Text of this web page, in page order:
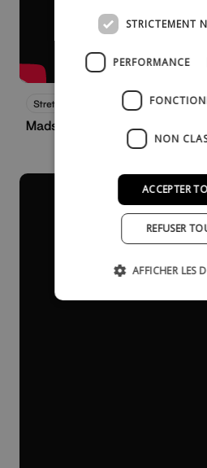
Stretch your space
Mads Langer Interview -
STRICTEMENT
PERFORMANCE
NON
ACCEPTER
REFUSER
AFFICHER LES